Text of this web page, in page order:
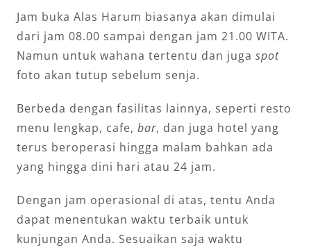
Jam buka Alas Harum biasanya akan dimulai
dari jam 08.00 sampai dengan jam 21.00 WITA.
Namun untuk wahana tertentu dan juga spot
foto akan tutup sebelum senja.
Berbeda dengan fasilitas lainnya, seperti resto
menu lengkap, cafe, bar, dan juga hotel yang
terus beroperasi hingga malam bahkan ada
yang hingga dini hari atau 24 jam.
Dengan jam operasional di atas, tentu Anda
dapat menentukan waktu terbaik untuk
kunjungan Anda. Sesuaikan saja waktu